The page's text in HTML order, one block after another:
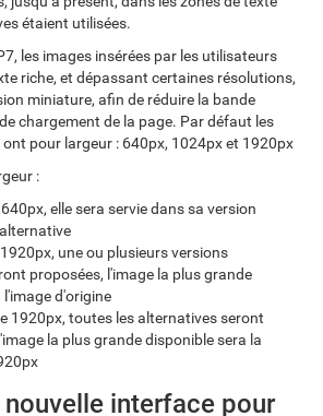
étaient utilisées.
les images insérées par les utilisateurs
riche, et dépassant certaines résolutions,
miniature, afin de réduire la bande
chargement de la page. Par défaut les
pour largeur : 640px, 1024px et 1920px
:
elle sera servie dans sa version
une ou plusieurs versions
proposées, l'image la plus grande
d'origine
1920px, toutes les alternatives seront
la plus grande disponible sera la
nouvelle interface pour